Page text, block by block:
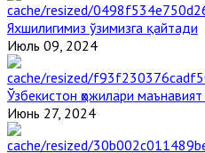
Яхшилигимиз ўзимизга қайтади
Июль 09, 2024
Ўзбекистон ҳожилари
Июнь 27, 2024